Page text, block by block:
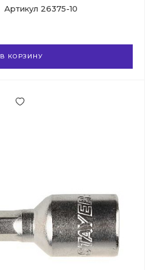
Артикул 26375-10
В КОРЗИНУ